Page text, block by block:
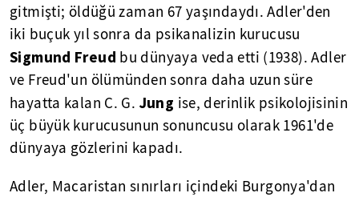
gitmişti; öldüğü zaman 67 yaşındaydı. Adler'den
iki buçuk yıl sonra da psikanalizin kurucusu
Sigmund Freud bu dünyaya veda etti (1938). Adler
ve Freud'un ölümünden sonra daha uzun süre
hayatta kalan C. G. Jung ise, derinlik psikolojisinin
üç büyük kurucusunun sonuncusu olarak 1961'de
dünyaya gözlerini kapadı.
Adler, Macaristan sınırları içindeki Burgonya'dan